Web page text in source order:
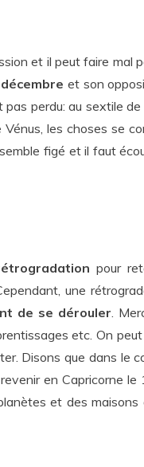
et il peut faire mal
et son
pas perdu: au sextile
les choses se
figé et il faut
pour
une
de se dérouler.
etc. On
Disons que dans le
en Capricorne
et des